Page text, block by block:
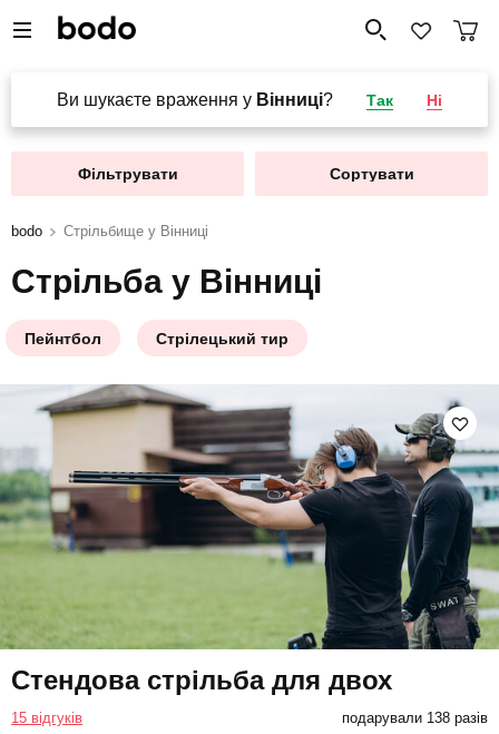
Ви шукаєте враження у Вінниці? Так Ні
Фільтрувати Сортувати
bodo Стрільбище у Вінниці
Стрільба у Вінниці
Пейнтбол Стрілецький тир
Стендова стрільба для двох
15 відгуків подарували 138 разів